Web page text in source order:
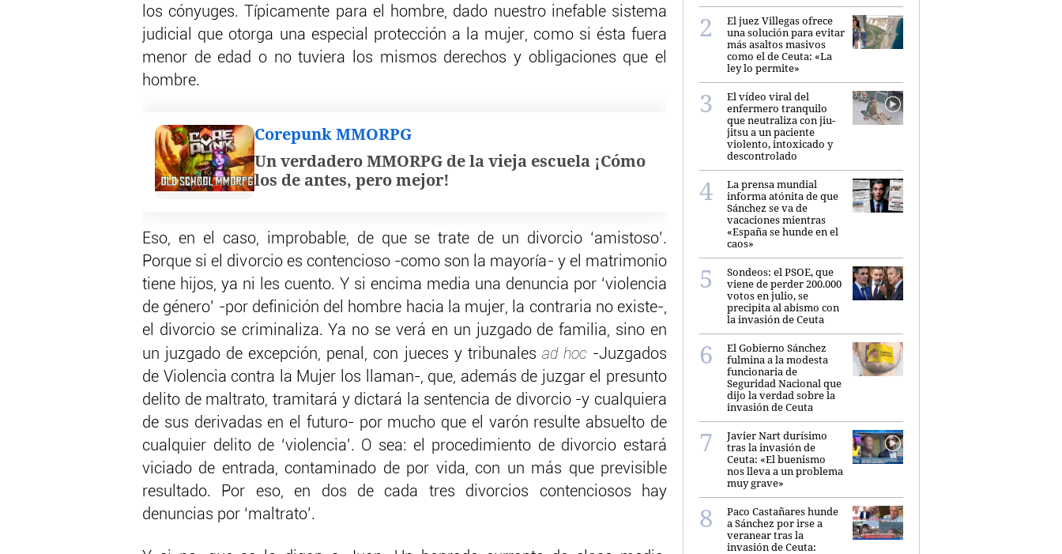
los cónyuges. Típicamente para el hombre, dado nuestro inefable sistema
judicial que otorga una especial protección a la mujer, como si ésta fuera
menor de edad o no tuviera los mismos derechos y obligaciones que el
hombre.
Corepunk MMORPG
Un verdadero MMORPG de la vieja escuela ¡Cómo
los de antes, pero mejor!
Eso, en el caso, improbable, de que se trate de un divorcio ‘amistoso’.
Porque si el divorcio es contencioso -como son la mayoría- y el matrimonio
tiene hijos, ya ni les cuento. Y si encima media una denuncia por ‘violencia
de género’ -por definición del hombre hacia la mujer, la contraria no existe-,
el divorcio se criminaliza. Ya no se verá en un juzgado de familia, sino en
un juzgado de excepción, penal, con jueces y tribunales ad hoc -Juzgados
de Violencia contra la Mujer los llaman-, que, además de juzgar el presunto
delito de maltrato, tramitará y dictará la sentencia de divorcio -y cualquiera
de sus derivadas en el futuro- por mucho que el varón resulte absuelto de
cualquier delito de ‘violencia’. O sea: el procedimiento de divorcio estará
viciado de entrada, contaminado de por vida, con un más que previsible
resultado. Por eso, en dos de cada tres divorcios contenciosos hay
denuncias por ‘maltrato’.
El juez Villegas ofrece
una solución para evitar
más asaltos masivos
como el de Ceuta: «La
ley lo permite»
El vídeo viral del
enfermero tranquilo
que neutraliza con jiu-
jitsu a un paciente
violento, intoxicado y
descontrolado
La prensa mundial
informa atónita de que
Sánchez se va de
vacaciones mientras
«España se hunde en el
caos»
Sondeos: el PSOE, que
viene de perder 200.000
votos en julio, se
precipita al abismo con
la invasión de Ceuta
El Gobierno Sánchez
fulmina a la modesta
funcionaria de
Seguridad Nacional que
dijo la verdad sobre la
invasión de Ceuta
Javier Nart durísimo
tras la invasión de
Ceuta: «El buenismo
nos lleva a un problema
muy grave»
Paco Castañares hunde
a Sánchez por irse a
veranear tras la
invasión de Ceuta: